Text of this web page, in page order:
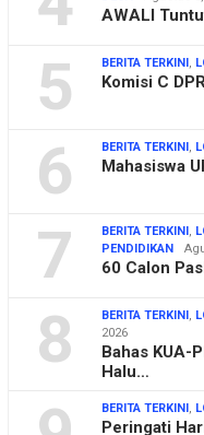
AWALI
5 BERITA TERKINI ,
Komisi C
6 BERITA TERKINI ,
Mahasiswa
7 BERITA TERKINI ,
PENDIDIKAN
60 Calon
8 BERITA TERKINI ,
2026
Bahas KUA-
Halu…
BERITA TERKINI ,
Peringati